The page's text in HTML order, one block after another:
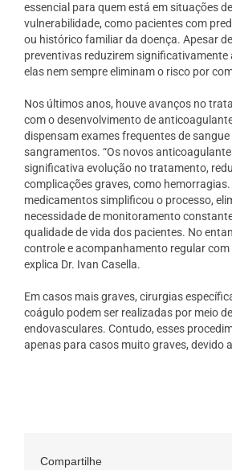
essencial para quem está em situações
vulnerabilidade, como pacientes com
ou histórico familiar da doença. Apesar
preventivas reduzirem significativamente
elas nem sempre eliminam o risco por
Nos últimos anos, houve avanços no
com o desenvolvimento de
dispensam exames frequentes de
sangramentos. “Os novos
significativa evolução no tratamento,
complicações graves, como hemorragias.
medicamentos simplificou o processo,
necessidade de monitoramento
qualidade de vida dos pacientes. No
controle e acompanhamento regular com
explica Dr. Ivan Casella.
Em casos mais graves, cirurgias
coágulo podem ser realizadas por meio
endovasculares. Contudo, esses
apenas para casos muito graves, devido
Compartilhe